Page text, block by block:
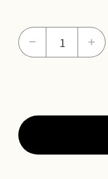
－
路
＋